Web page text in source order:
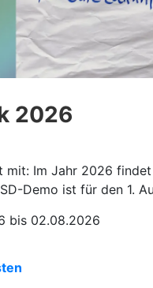
2026
mit: Im Jahr 2026
Demo ist für den 1.
bis 02.08.2026